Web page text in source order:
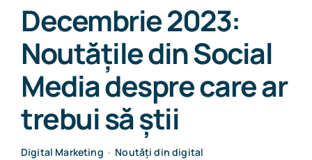
Insights & News
About Us
Careers
Decembrie 2023:
Noutățile din Social
Media despre care ar
trebui să știi
Digital Marketing • Noutăți din digital